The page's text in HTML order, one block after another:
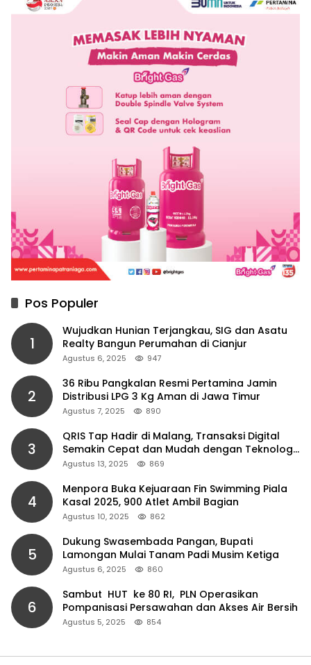
Pos Populer
1
Wujudkan Hunian Terjangkau, SIG dan Asatu
Realty Bangun Perumahan di Cianjur
Agustus 6, 2025 947
2
36 Ribu Pangkalan Resmi Pertamina Jamin
Distribusi LPG 3 Kg Aman di Jawa Timur
Agustus 7, 2025 890
3
QRIS Tap Hadir di Malang, Transaksi Digital
Semakin Cepat dan Mudah dengan Teknologi
NFC
Agustus 13, 2025 869
4
Menpora Buka Kejuaraan Fin Swimming Piala
Kasal 2025, 900 Atlet Ambil Bagian
Agustus 10, 2025 862
5
Dukung Swasembada Pangan, Bupati
Lamongan Mulai Tanam Padi Musim Ketiga
Agustus 6, 2025 860
6
Sambut HUT ke 80 RI, PLN Operasikan
Pompanisasi Persawahan dan Akses Air Bersih
Agustus 5, 2025 854